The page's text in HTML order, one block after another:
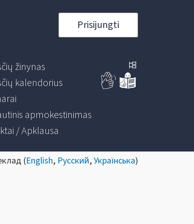
Prisijungti
žinynas
kalendorius
apmokestinimas
/ Apklausa
(English, Русский,Українська)